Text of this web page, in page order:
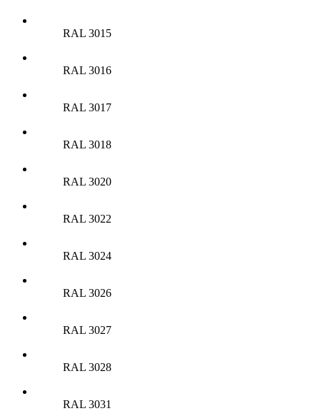
RAL 3015
RAL 3016
RAL 3017
RAL 3018
RAL 3020
RAL 3022
RAL 3024
RAL 3026
RAL 3027
RAL 3028
RAL 3031